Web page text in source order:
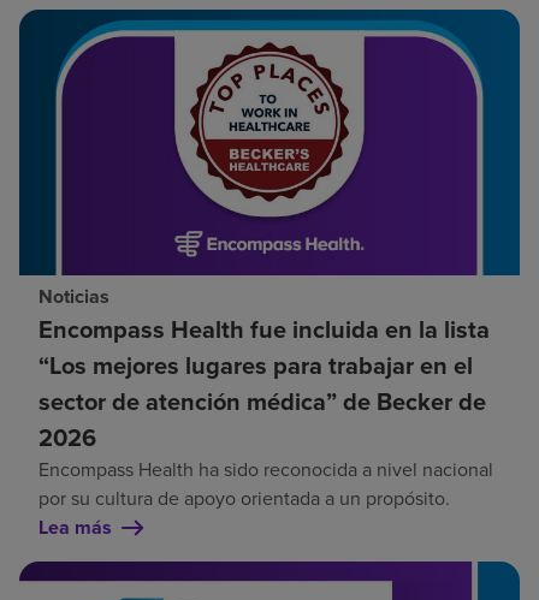
Noticias
Encompass Health fue incluida en la lista
“Los mejores lugares para trabajar en el
sector de atención médica” de Becker de
2026
Encompass Health ha sido reconocida a nivel nacional
por su cultura de apoyo orientada a un propósito.
Lea más